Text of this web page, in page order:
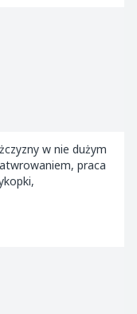
w nie dużym
praca